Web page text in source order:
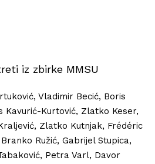
iz zbirke MMSU
Vladimir Becić, Boris
Kavurić-Kurtović, Zlatko Keser,
Zlatko Kutnjak, Frédéric
Ružić, Gabrijel Stupica,
Petra Varl, Davor